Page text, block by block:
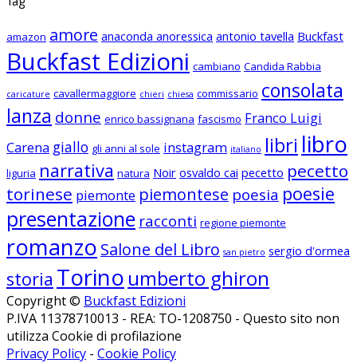
amazon amore anaconda anoressica antonio tavella Buckfast
Buckfast Edizioni cambiano Candida Rabbia
caricature cavallermaggiore chieri chiesa commissario consolata
lanza donne enrico bassignana fascismo Franco Luigi
Carena giallo gli anni al sole instagram italiano libri libro
liguria narrativa natura Noir osvaldo cai pecetto pecetto
torinese piemonte piemontese poesia poesie
presentazione racconti regione piemonte
romanzo Salone del Libro san pietro sergio d'ormea
storia Torino umberto ghiron
Copyright © Buckfast Edizioni
P.IVA 11378710013 - REA: TO-1208750 - Questo sito non
utilizza Cookie di profilazione
Privacy Policy - Cookie Policy